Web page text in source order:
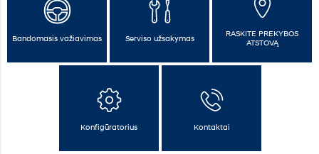
Bandomasis važiavimas Serviso užsakymas
RASKITE PREKYBOS
ATSTOVĄ
Konfigūratorius Kontaktai